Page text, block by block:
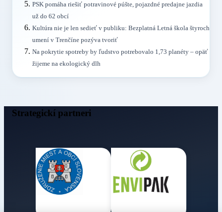
PSK pomáha riešiť potravinové púšte, pojazdné predajne jazdia
už do 62 obcí
Kultúra nie je len sedieť v publiku: Bezplatná Letná škola štyroch
umení v Trenčíne pozýva tvoriť
Na pokrytie spotreby by ľudstvo potrebovalo 1,73 planéty – opäť
žijeme na ekologický dlh
Strategickí partneri